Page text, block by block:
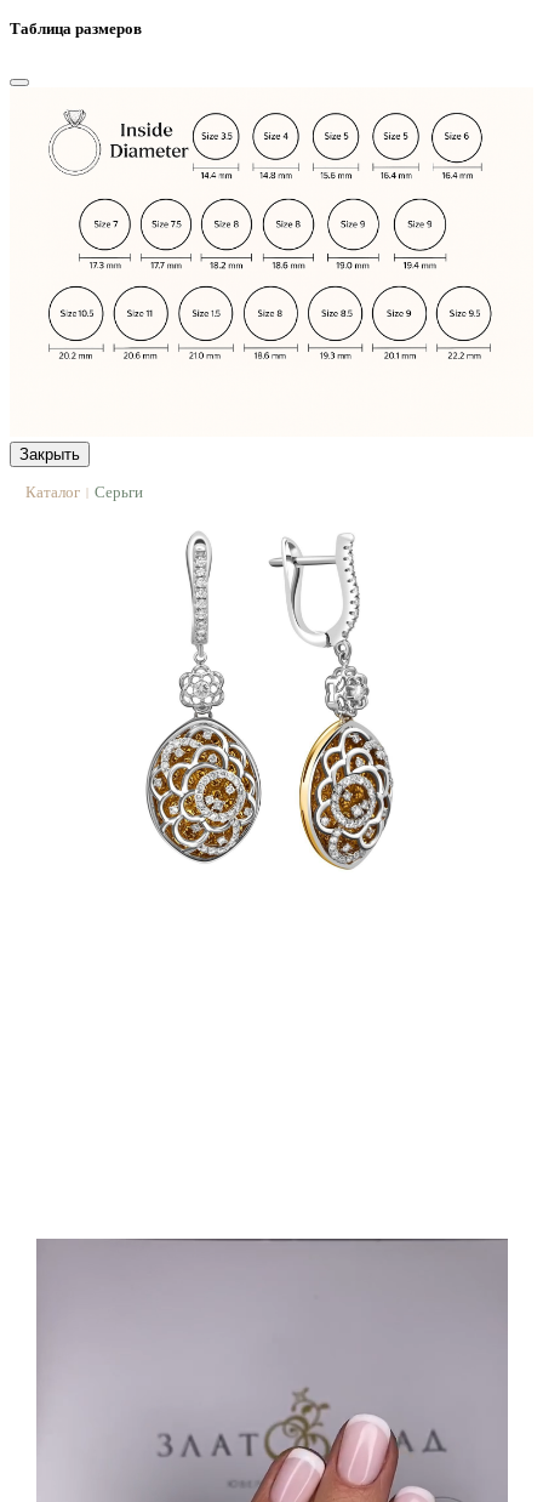
Таблица размеров
Закрыть
Каталог | Серьги